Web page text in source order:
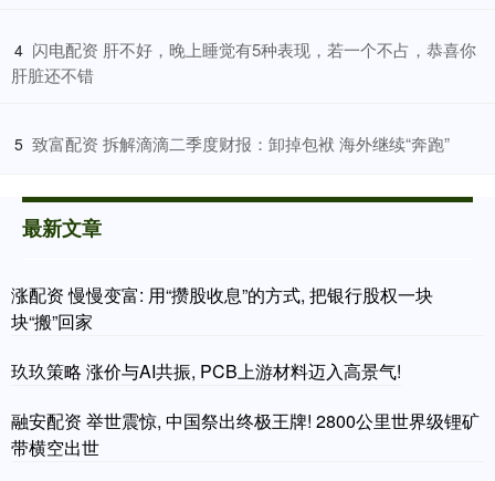
4 ​闪电配资 肝不好，晚上睡觉有5种表现，若一个不占，恭喜你
肝脏还不错
5 ​致富配资 拆解滴滴二季度财报：卸掉包袱 海外继续“奔跑”
最新文章
涨配资 慢慢变富: 用“攒股收息”的方式, 把银行股权一块
块“搬”回家
玖玖策略 涨价与AI共振, PCB上游材料迈入高景气!
融安配资 举世震惊, 中国祭出终极王牌! 2800公里世界级锂矿
带横空出世